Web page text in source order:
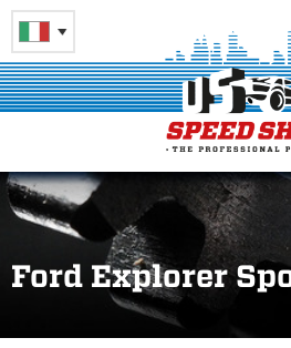
Ford Explorer